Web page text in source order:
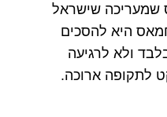
שמעריכה שישראל
היא להסכים
ולא לרגיעה
לתקופה ארוכה.